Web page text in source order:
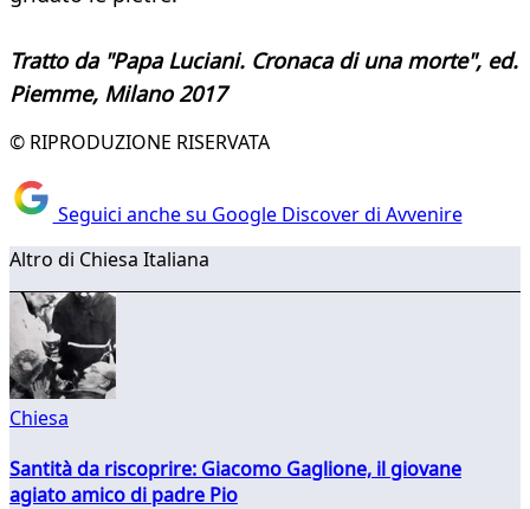
Tratto da "Papa Luciani. Cronaca di una morte", ed.
Piemme, Milano 2017
© RIPRODUZIONE RISERVATA
Seguici anche su Google Discover di Avvenire
Altro di Chiesa Italiana
Chiesa
Santità da riscoprire: Giacomo Gaglione, il giovane
agiato amico di padre Pio